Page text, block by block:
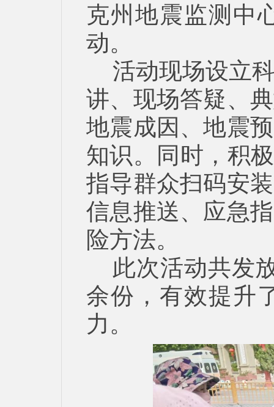
克州地震监测中
动。
活动现场设立
讲、现场答疑、
地震成因、地震
知识。同时，积
指导群众扫码安
信息推送、应急
险方法。
此次活动共发
余份，有效提升
力。